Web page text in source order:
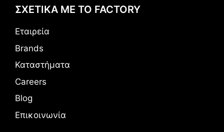
ΣΧΕΤΙΚΑ ΜΕ ΤΟ FACTORY
Εταιρεία
Brands
Καταστήματα
Careers
Blog
Επικοινωνία